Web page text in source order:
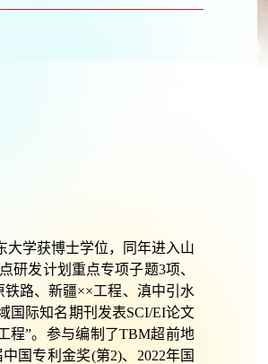
大学获博士学位，同年进入山
研发计划重点专项子题3项、
铁路、新疆××工程、滇中引水
国际知名期刊发表SCI/EI论文
程”。参与编制了TBM超前地
中国专利金奖(第2)、 2022年国